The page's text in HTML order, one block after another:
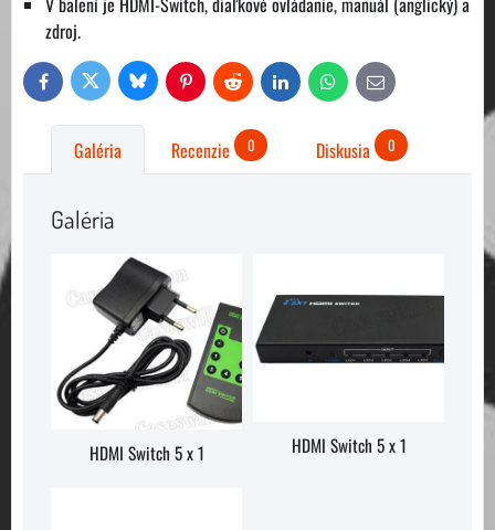
zdroj.
FacebookTwitter Bluesky PinterestReddit LinkedIn WhatsAppE-
mail
Galéria Recenzie 0 Diskusia 0
Galéria
HDMI Switch 5 x 1 HDMI Switch 5 x 1